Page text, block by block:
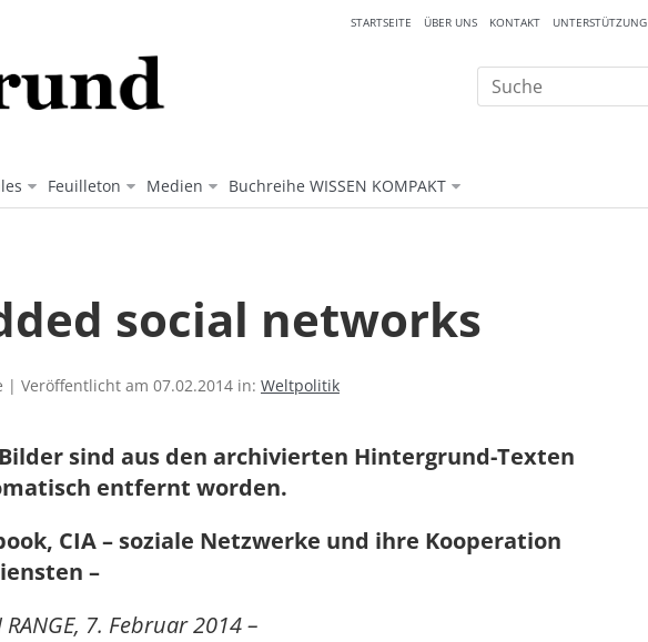
Feuilleton Medien Buchreihe WISSEN KOMPAKT
STARTSEITE ÜBER UNS KONTAKT UNTERSTÜTZUNG
Suche
nach:
social networks
| Veröffentlicht am 07.02.2014 in: Weltpolitik
sind aus den archivierten Hintergrund-Texten
entfernt worden.
CIA – soziale Netzwerke und ihre Kooperation
–
RANGE, 7. Februar 2014 –